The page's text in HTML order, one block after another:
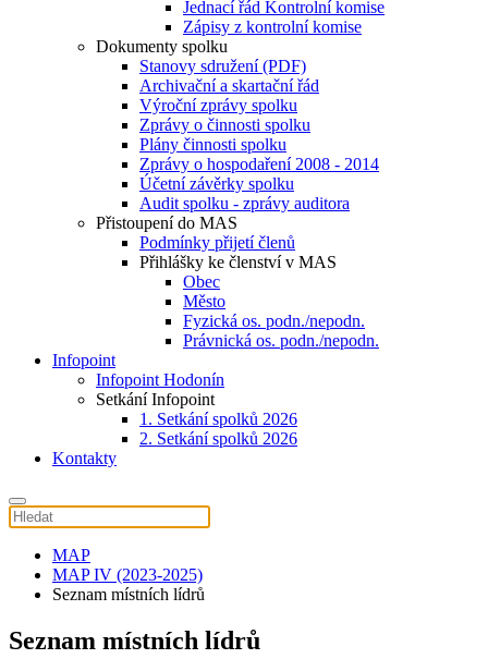
Jednací řád Kontrolní komise
Zápisy z kontrolní komise
Dokumenty spolku
Stanovy sdružení (PDF)
Archivační a skartační řád
Výroční zprávy spolku
Zprávy o činnosti spolku
Plány činnosti spolku
Zprávy o hospodaření 2008 - 2014
Účetní závěrky spolku
Audit spolku - zprávy auditora
Přistoupení do MAS
Podmínky přijetí členů
Přihlášky ke členství v MAS
Obec
Město
Fyzická os. podn./nepodn.
Právnická os. podn./nepodn.
Infopoint
Infopoint Hodonín
Setkání Infopoint
1. Setkání spolků 2026
2. Setkání spolků 2026
Kontakty
MAP
MAP IV (2023-2025)
Seznam místních lídrů
Seznam místních lídrů